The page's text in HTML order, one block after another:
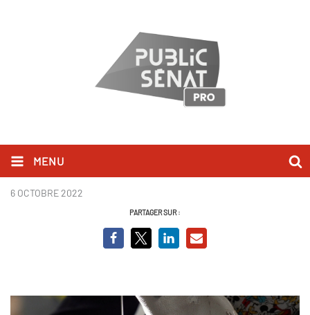
MENU
Nucléaire - les défis de la relance
6 OCTOBRE 2022
PARTAGER SUR :